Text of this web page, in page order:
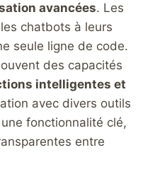
avancées. Les
chatbots à leurs
seule ligne de code.
des capacités
intelligentes et
avec divers outils
fonctionnalité clé,
entre